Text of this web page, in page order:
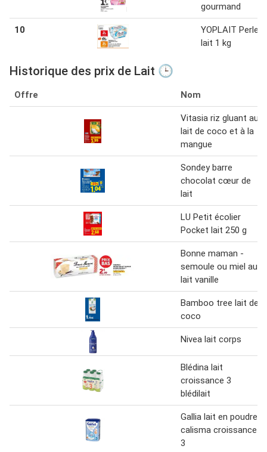
gourmand
10
YOPLAIT Perle
lait 1 kg
Historique des prix de Lait 🕒
Offre Nom
Vitasia riz gluant au
lait de coco et à la
mangue
Sondey barre
chocolat cœur de
lait
LU Petit écolier
Pocket lait 250 g
Bonne maman -
semoule ou miel au
lait vanille
Bamboo tree lait de
coco
Nivea lait corps
Blédina lait
croissance 3
blédilait
Gallia lait en poudre
calisma croissance
3